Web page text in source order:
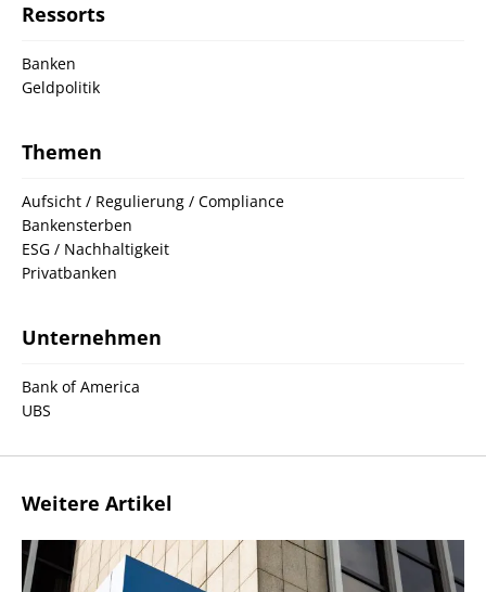
Ressorts
Banken
Geldpolitik
Themen
Aufsicht / Regulierung / Compliance
Bankensterben
ESG / Nachhaltigkeit
Privatbanken
Unternehmen
Bank of America
UBS
Weitere Artikel